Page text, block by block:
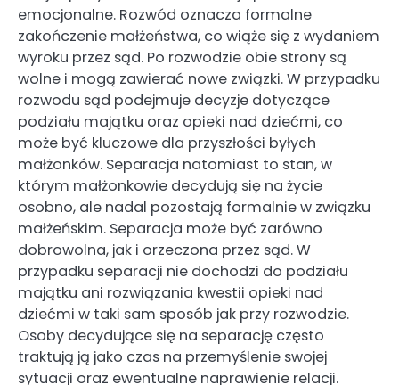
emocjonalne. Rozwód oznacza formalne
zakończenie małżeństwa, co wiąże się z wydaniem
wyroku przez sąd. Po rozwodzie obie strony są
wolne i mogą zawierać nowe związki. W przypadku
rozwodu sąd podejmuje decyzje dotyczące
podziału majątku oraz opieki nad dziećmi, co
może być kluczowe dla przyszłości byłych
małżonków. Separacja natomiast to stan, w
którym małżonkowie decydują się na życie
osobno, ale nadal pozostają formalnie w związku
małżeńskim. Separacja może być zarówno
dobrowolna, jak i orzeczona przez sąd. W
przypadku separacji nie dochodzi do podziału
majątku ani rozwiązania kwestii opieki nad
dziećmi w taki sam sposób jak przy rozwodzie.
Osoby decydujące się na separację często
traktują ją jako czas na przemyślenie swojej
sytuacji oraz ewentualne naprawienie relacji.